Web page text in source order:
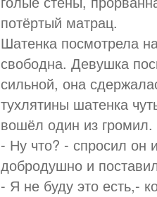
потёртый матрац.
Шатенка посмотрела
свободна. Девушка
сильной, она
тухлятины шатенка
вошёл один из громил.
- Ну что? - спросил он
добродушно и
- Я не буду это есть,-